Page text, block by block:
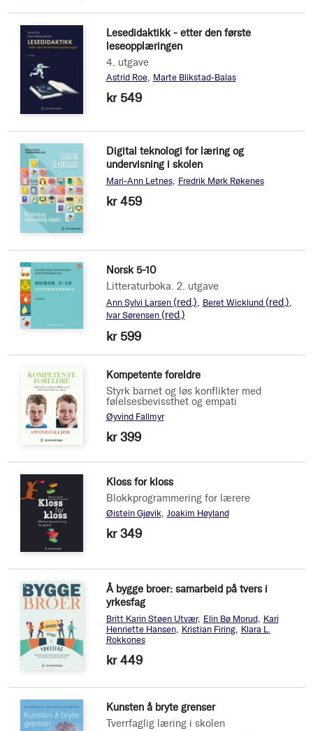
Lesedidaktikk - etter den første
leseopplæringen
4. utgave
Astrid Roe Marte Blikstad-Balas
kr 549
Digital teknologi for læring og
undervisning i skolen
Mari-Ann Letnes Fredrik Mørk Røkenes
kr 459
Norsk 5-10
Litteraturboka. 2. utgave
Ann Sylvi Larsen (red.) Beret Wicklund (red.)
Ivar Sørensen (red.)
kr 599
Kompetente foreldre
Styrk barnet og løs konflikter med
følelsesbevissthet og empati
Øyvind Fallmyr
kr 399
Kloss for kloss
Blokkprogrammering for lærere
Øistein Gjøvik Joakim Høyland
kr 349
Å bygge broer: samarbeid på tvers i
yrkesfag
Britt Karin Støen Utvær Elin Bø Morud
Kari
Henriette Hansen
Kristian Firing
Klara L.
Rokkones
kr 449
Kunsten å bryte grenser
Tverrfaglig læring i skolen